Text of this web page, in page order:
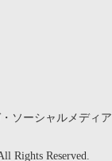
・ソーシャルメディア
Rights Reserved.